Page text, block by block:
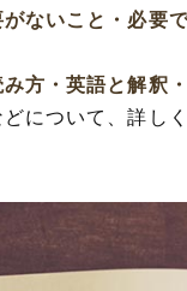
がないこと・必要
み方・英語と解釈
どについて、詳し